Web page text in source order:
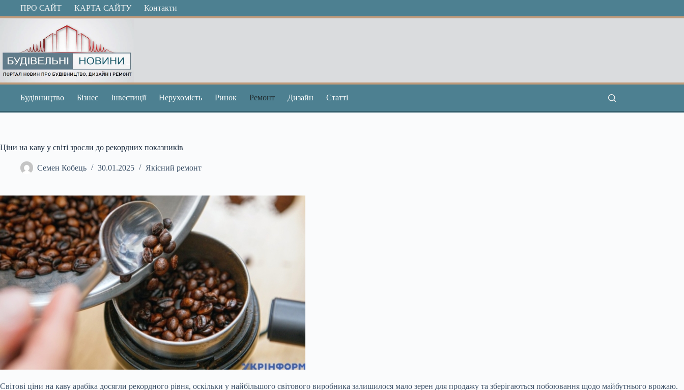
ПерейтиПРО САЙТ КАРТА САЙТУ Контакти
Будівництво Бізнес Інвестиції Нерухомість Ринок Ремонт Дизайн Статті
Ціни на каву у світі зросли до рекордних показників
Семен Кобець 30.01.2025 Якісний ремонт
Світові ціни на каву арабіка досягли рекордного рівня, оскільки у найбільшого світового виробника залишилося мало зерен для продажу та зберігаються побоювання щодо майбутнього врожаю.